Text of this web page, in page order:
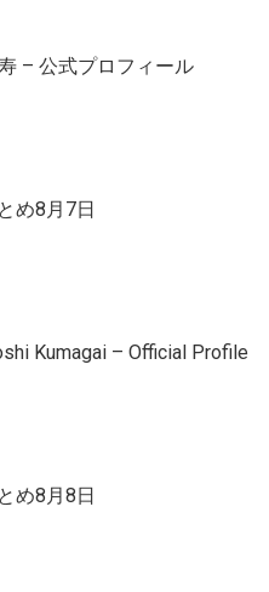
– 公式プロフィール
め8月7日
Kumagai – Official Profile
め8月8日